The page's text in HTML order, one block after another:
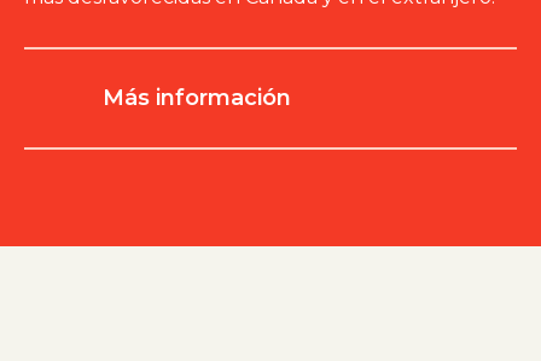
Más información